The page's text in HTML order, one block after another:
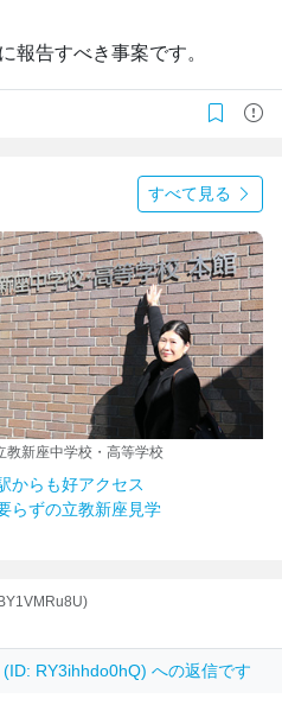
報告すべき事案です。
すべて見る
教新座中学校・高等学校
からも好アクセス
らずの立教新座見学
(ID: RY3ihhdo0hQ) への返信です